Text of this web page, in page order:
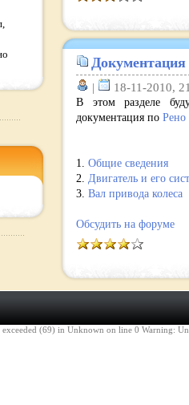
Документация
|
18-11-2010,
В этом разделе
документация по Рено
1. Общие сведения
2. Двигатель и его
3. Вал привода колеса
Обсудить на форуме
(69) in Unknown on line 0 Warning: